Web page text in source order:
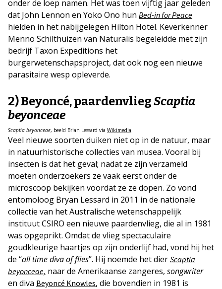
onder de loep namen. Het was toen vijftig jaar geleden
dat John Lennon en Yoko Ono hun Bed-in for Peace
hielden in het nabijgelegen Hilton Hotel. Keverkenner
Menno Schilthuizen van Naturalis begeleidde met zijn
bedrijf Taxon Expeditions het
burgerwetenschapsproject, dat ook nog een nieuwe
parasitaire wesp opleverde.
2) Beyoncé, paardenvliegScaptia
beyonceae
Scaptia beyonceae, beeld Brian Lessard via Wikimedia
Veel nieuwe soorten duiken niet op in de natuur, maar
in natuurhistorische collecties van musea. Vooral bij
insecten is dat het geval; nadat ze zijn verzameld
moeten onderzoekers ze vaak eerst onder de
microscoop bekijken voordat ze ze dopen. Zo vond
entomoloog Bryan Lessard in 2011 in de nationale
collectie van het Australische wetenschappelijk
instituut CSIRO een nieuwe paardenvlieg, die al in 1981
was opgeprikt. Omdat de vlieg spectaculaire
goudkleurige haartjes op zijn onderlijf had, vond hij het
de “all time diva of flies”. Hij noemde het dier Scaptia
beyonceae, naar de Amerikaanse zangeres, songwriter
en diva Beyoncé Knowles, die bovendien in 1981 is